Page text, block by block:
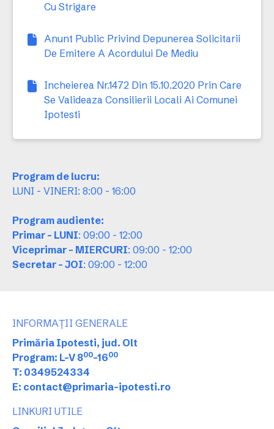
Cu Strigare
Anunt Public Privind Depunerea Solicitarii
De Emitere A Acordului De Mediu
Incheierea Nr.1472 Din 15.10.2020 Prin Care
Se Valideaza Consilierii Locali Ai Comunei
Ipotesti
Program de lucru:
LUNI - VINERI: 8:00 - 16:00
Program audiente:
Primar - LUNI: 09:00 - 12:00
Viceprimar - MIERCURI: 09:00 - 12:00
Secretar - JOI: 09:00 - 12:00
INFORMAȚII GENERALE
Primăria Ipotesti, jud. Olt
Program: L-V 800-1600
T: 0349524334
E: contact@primaria-ipotesti.ro
LINKURI UTILE